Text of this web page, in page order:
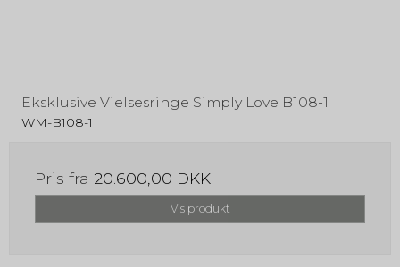
Eksklusive Vielsesringe Simply Love B108-1
WM-B108-1
Pris fra 20.600,00 DKK
Vis produkt